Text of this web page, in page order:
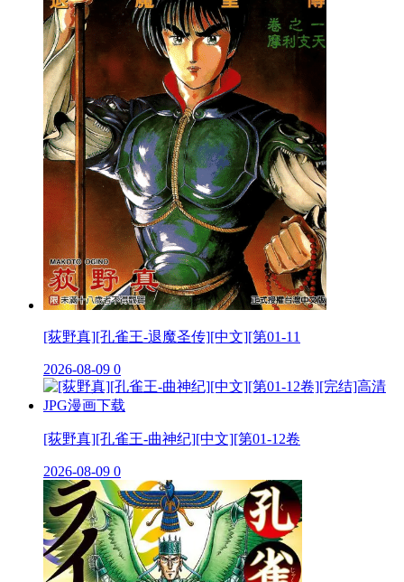
[荻野真][孔雀王-退魔圣传][中文][第01-11
2026-08-09 0
[荻野真][孔雀王-曲神纪][中文][第01-12卷
2026-08-09 0